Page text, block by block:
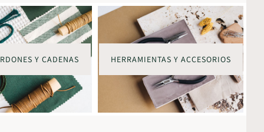
Y CADENAS HERRAMIENTAS Y ACCESORIOS